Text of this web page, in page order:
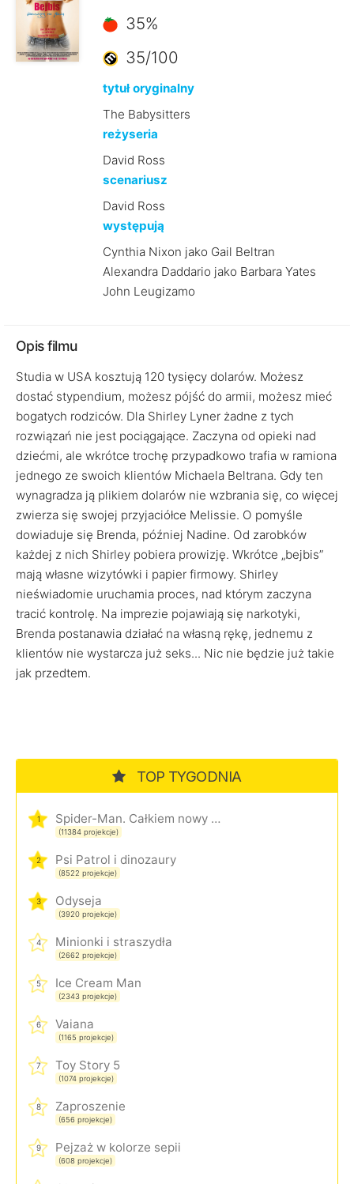
35%
35/100
tytuł oryginalny
The Babysitters
reżyseria
David Ross
scenariusz
David Ross
występują
Cynthia Nixon jako Gail Beltran
Alexandra Daddario jako Barbara Yates
John Leugizamo
Opis filmu
Studia w USA kosztują 120 tysięcy dolarów. Możesz
dostać stypendium, możesz pójść do armii, możesz mieć
bogatych rodziców. Dla Shirley Lyner żadne z tych
rozwiązań nie jest pociągające. Zaczyna od opieki nad
dziećmi, ale wkrótce trochę przypadkowo trafia w ramiona
jednego ze swoich klientów Michaela Beltrana. Gdy ten
wynagradza ją plikiem dolarów nie wzbrania się, co więcej
zwierza się swojej przyjaciółce Melissie. O pomyśle
dowiaduje się Brenda, później Nadine. Od zarobków
każdej z nich Shirley pobiera prowizję. Wkrótce „bejbis”
mają własne wizytówki i papier firmowy. Shirley
nieświadomie uruchamia proces, nad którym zaczyna
tracić kontrolę. Na imprezie pojawiają się narkotyki,
Brenda postanawia działać na własną rękę, jednemu z
klientów nie wystarcza już seks... Nic nie będzie już takie
jak przedtem.
TOP TYGODNIA
1 Spider-Man. Całkiem nowy dzień
(11384 projekcje)
2 Psi Patrol i dinozaury
(8522 projekcje)
3 Odyseja
(3920 projekcje)
4 Minionki i straszydła
(2662 projekcje)
5 Ice Cream Man
(2343 projekcje)
6 Vaiana
(1165 projekcje)
7 Toy Story 5
(1074 projekcje)
8 Zaproszenie
(656 projekcje)
9 Pejzaż w kolorze sepii
(608 projekcje)